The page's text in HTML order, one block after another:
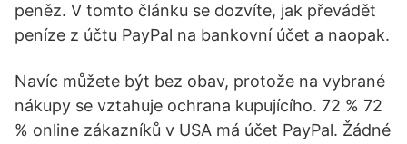
peněz. V tomto článku se dozvíte, jak převádět
peníze z účtu PayPal na bankovní účet a naopak.
Navíc můžete být bez obav, protože na vybrané
nákupy se vztahuje ochrana kupujícího. 72 % 72
% online zákazníků v USA má účet PayPal. Žádné